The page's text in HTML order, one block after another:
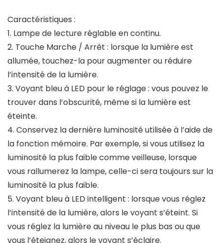
Caractéristiques :
1. Lampe de lecture réglable en continu.
2. Touche Marche / Arrêt : lorsque la lumière est
allumée, touchez-la pour augmenter ou réduire
l’intensité de la lumière.
3. Voyant bleu à LED pour le réglage : vous pouvez le
trouver dans l’obscurité, même si la lumière est
éteinte.
4. Conservez la dernière luminosité utilisée à l’aide de
la fonction mémoire. Par exemple, si vous utilisez la
luminosité la plus faible comme veilleuse, lorsque
vous rallumerez la lampe, celle-ci sera toujours sur la
luminosité la plus faible.
5. Voyant bleu à LED intelligent : lorsque vous réglez
l’intensité de la lumière, alors le voyant s’éteint. Si
vous réglez la lumière au niveau le plus bas ou que
vous l’éteignez, alors le voyant s’éclaire.